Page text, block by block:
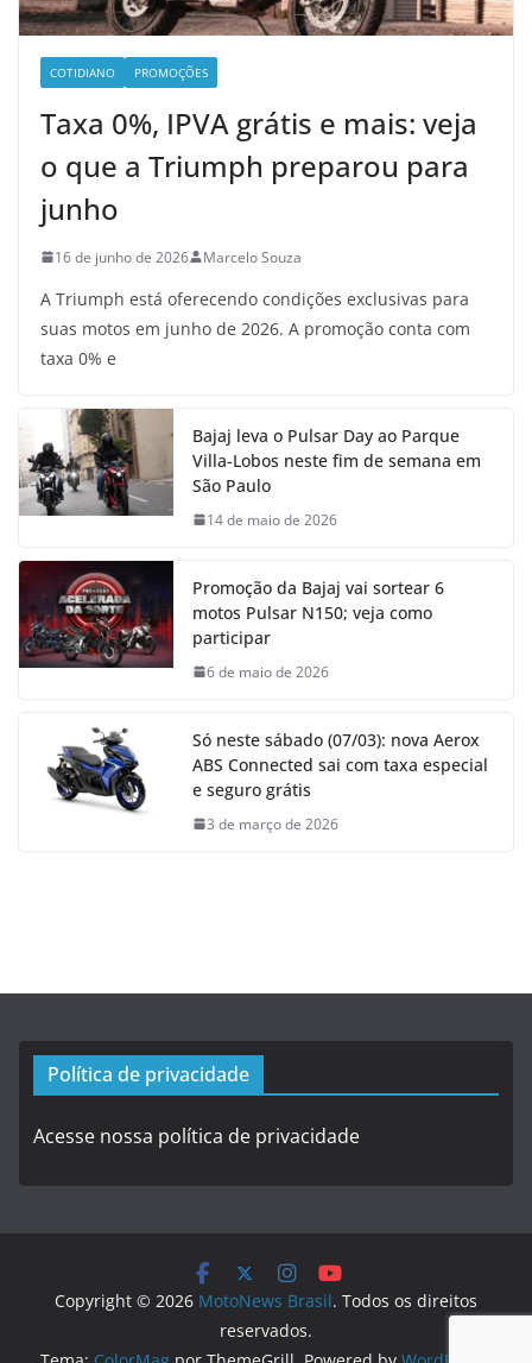
COTIDIANO PROMOÇÕES
Taxa 0%, IPVA grátis e mais: veja
o que a Triumph preparou para
junho
16 de junho de 2026 Marcelo Souza
A Triumph está oferecendo condições exclusivas para
suas motos em junho de 2026. A promoção conta com
taxa 0% e
Bajaj leva o Pulsar Day ao Parque
Villa-Lobos neste fim de semana em
São Paulo
14 de maio de 2026
Promoção da Bajaj vai sortear 6
motos Pulsar N150; veja como
participar
6 de maio de 2026
Só neste sábado (07/03): nova Aerox
ABS Connected sai com taxa especial
e seguro grátis
3 de março de 2026
Política de privacidade
Acesse nossa política de privacidade
Copyright © 2026 MotoNews Brasil. Todos os direitos
reservados.